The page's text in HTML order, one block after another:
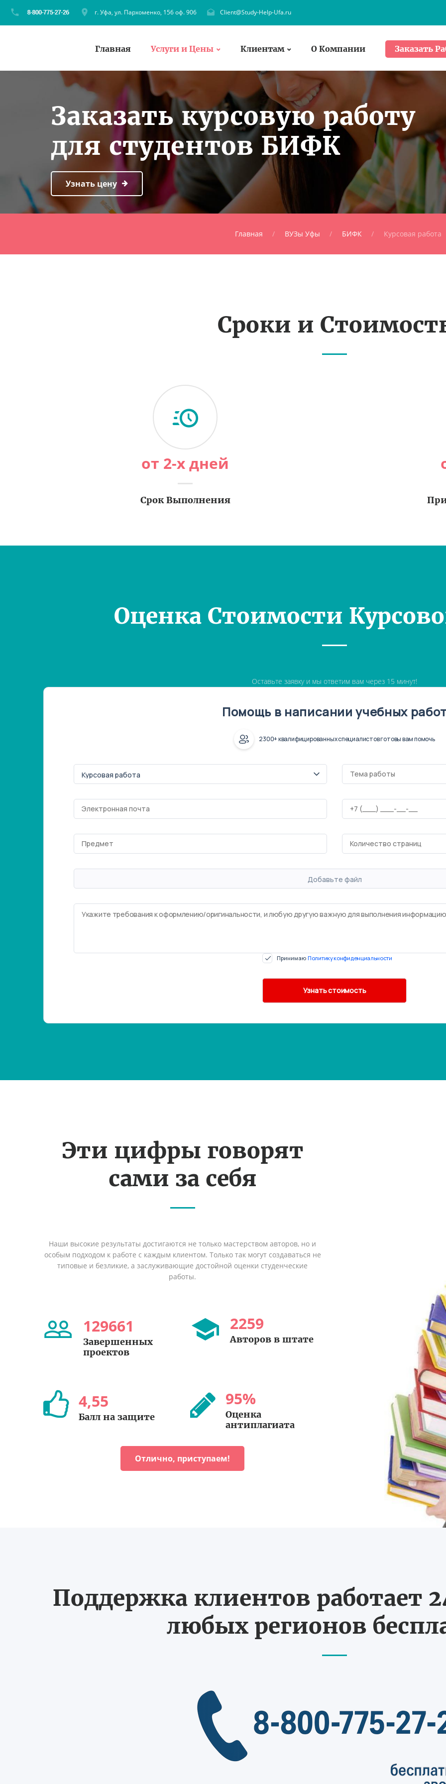
г. Уфа, ул. Пархоменко, 156 оф. 906 Client@Study-Help-Ufa.ru
Главная Услуги и Цены Клиентам О Компании Заказать
Заказать курсовую работу
для студентов БИФК
Узнать цену
Главная ВУЗы Уфы БИФК Курсовая работа
Сроки и
от 2-х дней
Срок Выполнения
Оценка Стоимости
Оставьте заявку и мы ответим вам через 15 минут!
Помощь в написании учебных
2300+ квалифицированных специалистов готовы вам помочь
Добавьте файл
Принимаю Политику конфиденциальности
Эти цифры говорят
сами за себя
Наши высокие результаты достигаются не только мастерством авторов, но и
особым подходом к работе с каждым клиентом. Только так могут создаваться не
типовые и безликие, а заслуживающие достойной оценки студенческие
работы.
129661
Завершенных
проектов
2259
Авторов в штате
4,55
Балл на защите
95%
Оценка
антиплагиата
Отлично, приступаем!
Поддержка клиентов работает
любых регионов